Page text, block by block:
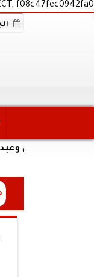
f08c47fec0942fa0
عدلي وعبد العزيز